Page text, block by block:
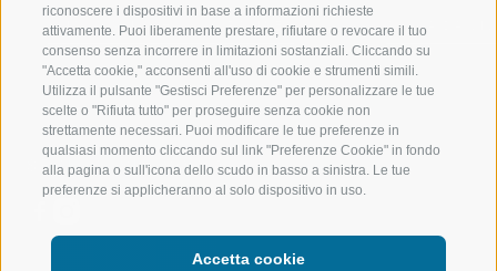
riconoscere i dispositivi in base a informazioni richieste
attivamente. Puoi liberamente prestare, rifiutare o revocare il tuo
consenso senza incorrere in limitazioni sostanziali. Cliccando su
"Accetta cookie," acconsenti all'uso di cookie e strumenti simili.
Utilizza il pulsante "Gestisci Preferenze" per personalizzare le tue
scelte o "Rifiuta tutto" per proseguire senza cookie non
strettamente necessari. Puoi modificare le tue preferenze in
qualsiasi momento cliccando sul link "Preferenze Cookie" in fondo
alla pagina o sull'icona dello scudo in basso a sinistra. Le tue
preferenze si applicheranno al solo dispositivo in uso.
Accetta cookie
LUISL'S SKI SCHOOL A RACINES ACQUA DA
SEGUICI SUI SOCIAL